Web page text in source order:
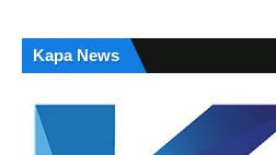
Kapa News